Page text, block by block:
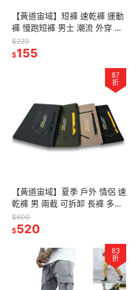
【黃道宙域】短褲 速乾褲 運動
褲 慢跑短褲 男士 潮流 外穿 速
乾 薄款 褲子 休閒 運動 跑步 男
生 五分褲 男裝
$229
$155
87
折
【黃道宙域】夏季 戶外 情侶 速
乾褲 男 兩截 可拆卸 長褲 多袋
快乾 彈力褲 女款 女裝 短褲 運
動 戶外
$600
$520
83
折